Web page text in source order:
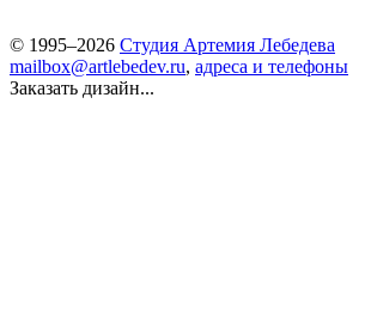
© 1995–2026 Студия Артемия Лебедева
mailbox@artlebedev.ru, адреса и телефоны
Заказать дизайн...